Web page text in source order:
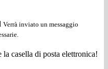
Verrà inviato un messaggio
casella di posta elettronica!